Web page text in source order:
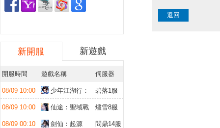
新開服 新遊戲
開服時間 遊戲名稱 伺服器
08/09 10:00
少年江湖行：
福利版
碧落1服
08/09 10:00
仙途：聖域戰
場
燼雪8服
08/09 00:10 劍仙：起源 問鼎14服
返回